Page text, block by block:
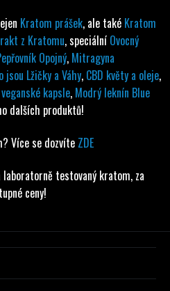
Kratom prášek, ale také Kratom
z Kratomu, speciální Ovocný
Opojný, Mitragyna
jsou Lžičky a Váhy, CBD květy a oleje,
veganské kapsle, Modrý leknín Blue
dalších produktů!
Více se dozvíte ZDE
testovaný kratom, za
ceny!